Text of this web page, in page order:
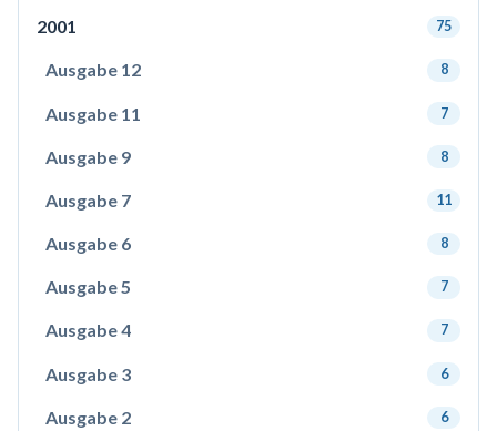
2001 75
Ausgabe 12 8
Ausgabe 11 7
Ausgabe 9 8
Ausgabe 7 11
Ausgabe 6 8
Ausgabe 5 7
Ausgabe 4 7
Ausgabe 3 6
Ausgabe 2 6